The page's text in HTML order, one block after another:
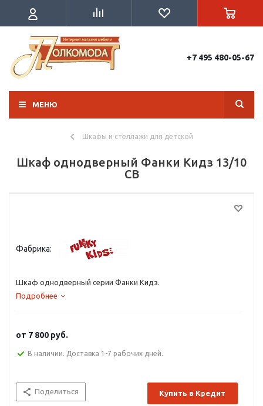
+7 495 480-05-67
МЕНЮ
Шкафы и стеллажи для детской
Шкаф однодверный Фанки Кидз 13/10
СВ
Фабрика:
Шкаф однодверный серии Фанки Кидз.
Подробнее
от 7 800 руб.
В наличии. Доставка 1-7 рабочих дней.
Поделиться Купить в Кредит